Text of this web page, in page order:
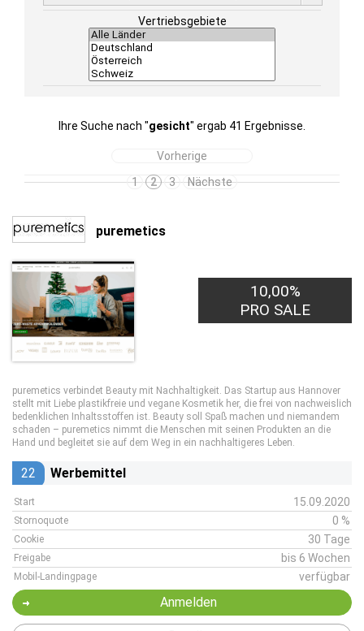
Vertriebsgebiete
Ihre Suche nach "gesicht" ergab 41 Ergebnisse.
Vorherige
1
2 3 Nächste
puremetics
10,00%
PRO SALE
puremetics verbindet Beauty mit Nachhaltigkeit. Das Startup aus Hannover
stellt mit Liebe plastikfreie und vegane Kosmetik her, die frei von nachweislich
bedenklichen Inhaltsstoffen ist. Beauty soll Spaß machen und niemandem
schaden – puremetics nimmt die Menschen mit seinen Produkten an die
Hand und begleitet sie auf dem Weg in ein nachhaltigeres Leben.
22 Werbemittel
Start 15.09.2020
Stornoquote 0 %
Cookie 30 Tage
Freigabe bis 6 Wochen
Mobil-Landingpage verfügbar
Anmelden